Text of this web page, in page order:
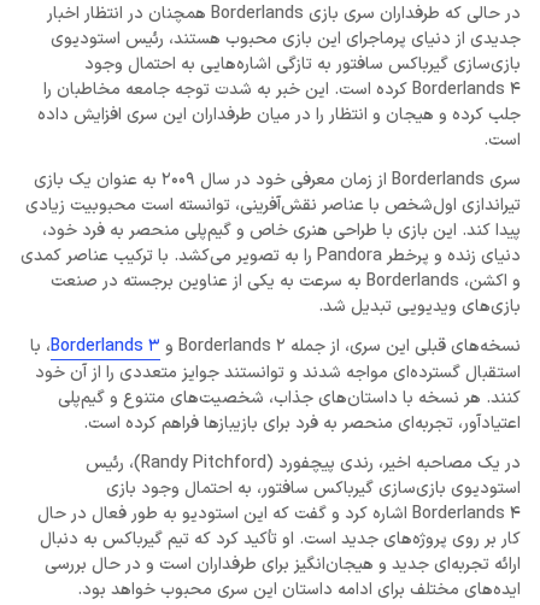
در حالی که طرفداران سری بازی Borderlands همچنان در انتظار اخبار
جدیدی از دنیای پرماجرای این بازی محبوب هستند، رئیس استودیوی
بازی‌سازی گیرباکس سافتور به تازگی اشاره‌هایی به احتمال وجود
Borderlands 4 کرده است. این خبر به شدت توجه جامعه مخاطبان را
جلب کرده و هیجان و انتظار را در میان طرفداران این سری افزایش داده
است.
سری Borderlands از زمان معرفی خود در سال 2009 به عنوان یک بازی
تیراندازی اول‌شخص با عناصر نقش‌آفرینی، توانسته است محبوبیت زیادی
پیدا کند. این بازی با طراحی هنری خاص و گیم‌پلی منحصر به فرد خود،
دنیای زنده و پرخطر Pandora را به تصویر می‌کشد. با ترکیب عناصر کمدی
و اکشن، Borderlands به سرعت به یکی از عناوین برجسته در صنعت
بازی‌های ویدیویی تبدیل شد.
نسخه‌های قبلی این سری، از جمله Borderlands 2 و
Borderlands 3، با
استقبال گسترده‌ای مواجه شدند و توانستند جوایز متعددی را از آن خود
کنند. هر نسخه با داستان‌های جذاب، شخصیت‌های متنوع و گیم‌پلی
اعتیادآور، تجربه‌ای منحصر به فرد برای بازیبازها فراهم کرده است.
در یک مصاحبه اخیر، رندی پیچفورد (Randy Pitchford)، رئیس
استودیوی بازی‌سازی گیرباکس سافتور، به احتمال وجود بازی
Borderlands 4 اشاره کرد و گفت که این استودیو به طور فعال در حال
کار بر روی پروژه‌های جدید است. او تأکید کرد که تیم گیرباکس به دنبال
ارائه تجربه‌ای جدید و هیجان‌انگیز برای طرفداران است و در حال بررسی
ایده‌های مختلف برای ادامه داستان این سری محبوب خواهد بود.